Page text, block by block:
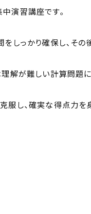
演習講座です。
っかり確保し、その
解が難しい計算問題に
し、確実な得点力を